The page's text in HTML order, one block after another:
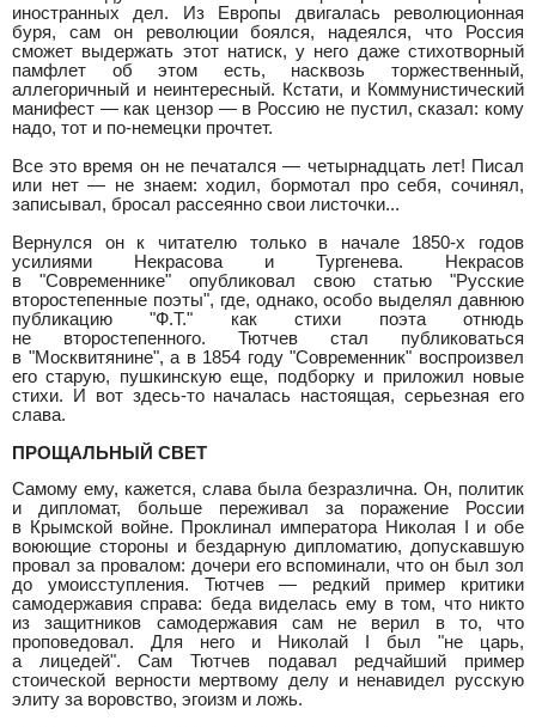
иностранных дел. Из Европы двигалась революционная
буря, сам он революции боялся, надеялся, что Россия
сможет выдержать этот натиск, у него даже стихотворный
памфлет об этом есть, насквозь торжественный,
аллегоричный и неинтересный. Кстати, и Коммунистический
манифест — как цензор — в Россию не пустил, сказал: кому
надо, тот и по-немецки прочтет.
Все это время он не печатался — четырнадцать лет! Писал
или нет — не знаем: ходил, бормотал про себя, сочинял,
записывал, бросал рассеянно свои листочки...
Вернулся он к читателю только в начале 1850-х годов
усилиями Некрасова и Тургенева. Некрасов
в "Современнике" опубликовал свою статью "Русские
второстепенные поэты", где, однако, особо выделял давнюю
публикацию "Ф.Т." как стихи поэта отнюдь
не второстепенного. Тютчев стал публиковаться
в "Москвитянине", а в 1854 году "Современник" воспроизвел
его старую, пушкинскую еще, подборку и приложил новые
стихи. И вот здесь-то началась настоящая, серьезная его
слава.
ПРОЩАЛЬНЫЙ СВЕТ
Самому ему, кажется, слава была безразлична. Он, политик
и дипломат, больше переживал за поражение России
в Крымской войне. Проклинал императора Николая I и обе
воюющие стороны и бездарную дипломатию, допускавшую
провал за провалом: дочери его вспоминали, что он был зол
до умоисступления. Тютчев — редкий пример критики
самодержавия справа: беда виделась ему в том, что никто
из защитников самодержавия сам не верил в то, что
проповедовал. Для него и Николай I был "не царь,
а лицедей". Сам Тютчев подавал редчайший пример
стоической верности мертвому делу и ненавидел русскую
элиту за воровство, эгоизм и ложь.